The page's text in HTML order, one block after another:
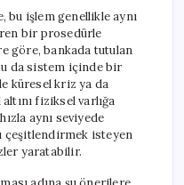
bu işlem genellikle aynı
bir prosedürle
göre, bankada tutulan
da sistem içinde bir
küresel kriz ya da
fiziksel varlığa
aynı seviyede
çeşitlendirmek isteyen
yaratabilir.